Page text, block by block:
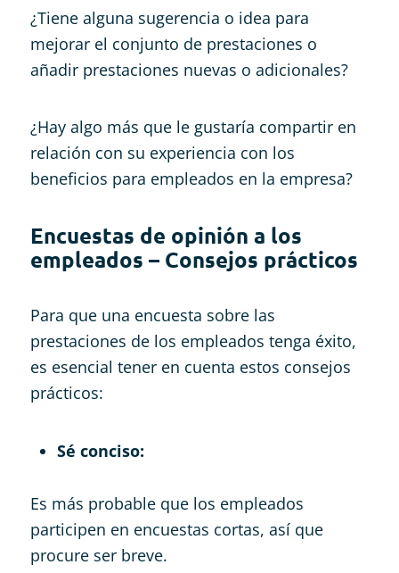
¿Tiene alguna sugerencia o idea para
mejorar el conjunto de prestaciones o
añadir prestaciones nuevas o adicionales?
¿Hay algo más que le gustaría compartir en
relación con su experiencia con los
beneficios para empleados en la empresa?
Encuestas de opinión a los
empleados – Consejos prácticos
Para que una encuesta sobre las
prestaciones de los empleados tenga éxito,
es esencial tener en cuenta estos consejos
prácticos:
Sé conciso:
Es más probable que los empleados
participen en encuestas cortas, así que
procure ser breve.